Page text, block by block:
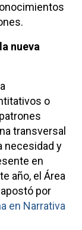
nueva
o
transversal
necesidad y
en
año, el Área
por
en Narrativa